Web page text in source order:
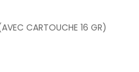
CARTOUCHE 16 GR)